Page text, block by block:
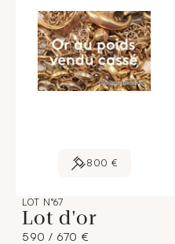
800 €
LOT N°67
Lot d'or
590 / 670 €